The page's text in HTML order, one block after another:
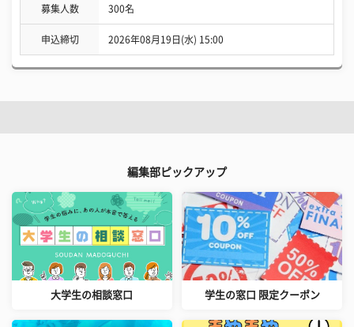
募集人数 300名
申込締切 2026年08月19日(水) 15:00
編集部ピックアップ
大学生の相談窓口 学生の窓口 限定クーポン